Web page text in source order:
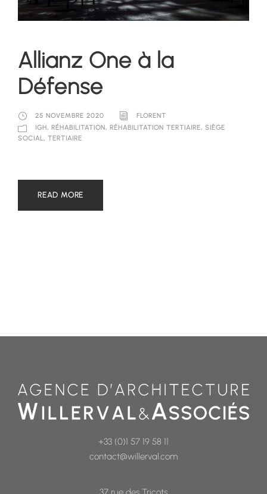
Allianz One à la
Défense
25 NOVEMBRE 2020
FLORENT
IGH, RÉHABILITATION, RÉHABILITATION TERTIAIRE, SIÈGE
SOCIAL, TERTIAIRE
READ MORE
+33 (0)1 57 19 58 11
contact@willerval.com